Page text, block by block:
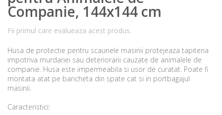
Companie, 144x144 cm
Fii primul care evalueaza acest produs.
Husa de protectie pentru scaunele masinii protejeaza tapiteria
impotriva murdariei sau deteriorarii cauzate de animalele de
companie. Husa este impermeabila si usor de curatat. Poate fi
montata atat pe bancheta din spate cat si in portbagajul
masinii.
Caracteristici: